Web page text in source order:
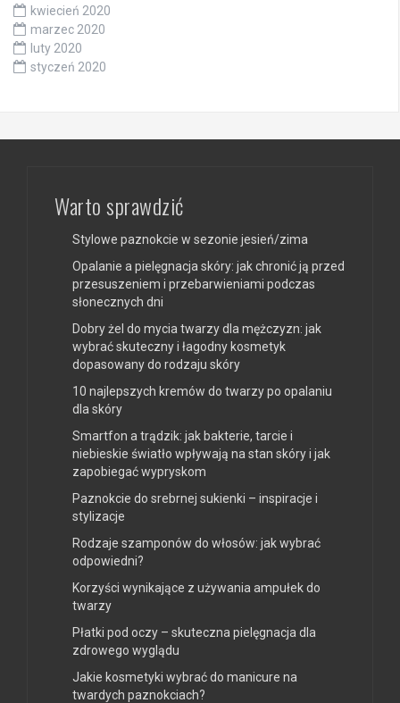
kwiecień 2020
marzec 2020
luty 2020
styczeń 2020
Warto sprawdzić
Stylowe paznokcie w sezonie jesień/zima
Opalanie a pielęgnacja skóry: jak chronić ją przed
przesuszeniem i przebarwieniami podczas
słonecznych dni
Dobry żel do mycia twarzy dla mężczyzn: jak
wybrać skuteczny i łagodny kosmetyk
dopasowany do rodzaju skóry
10 najlepszych kremów do twarzy po opalaniu
dla skóry
Smartfon a trądzik: jak bakterie, tarcie i
niebieskie światło wpływają na stan skóry i jak
zapobiegać wypryskom
Paznokcie do srebrnej sukienki – inspiracje i
stylizacje
Rodzaje szamponów do włosów: jak wybrać
odpowiedni?
Korzyści wynikające z używania ampułek do
twarzy
Płatki pod oczy – skuteczna pielęgnacja dla
zdrowego wyglądu
Jakie kosmetyki wybrać do manicure na
twardych paznokciach?